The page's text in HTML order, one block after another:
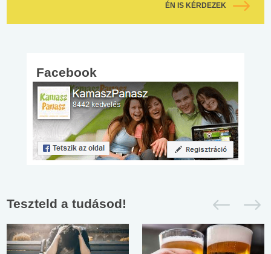
ÉN IS KÉRDEZEK
Facebook
Teszteld a tudásod!